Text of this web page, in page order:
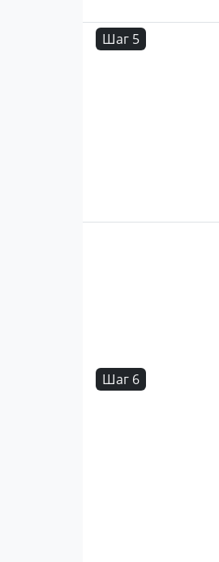
Шаг 5
Шаг 6